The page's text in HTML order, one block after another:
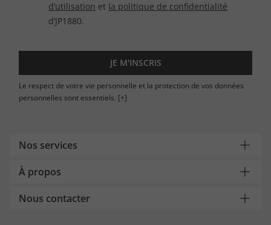
d’utilisation et la politique de confidentialité
d’JP1880.
JE M'INSCRIS
Le respect de votre vie personnelle et la protection de vos données
personnelles sont essentiels. [+]
Nos services
À propos
Nous contacter